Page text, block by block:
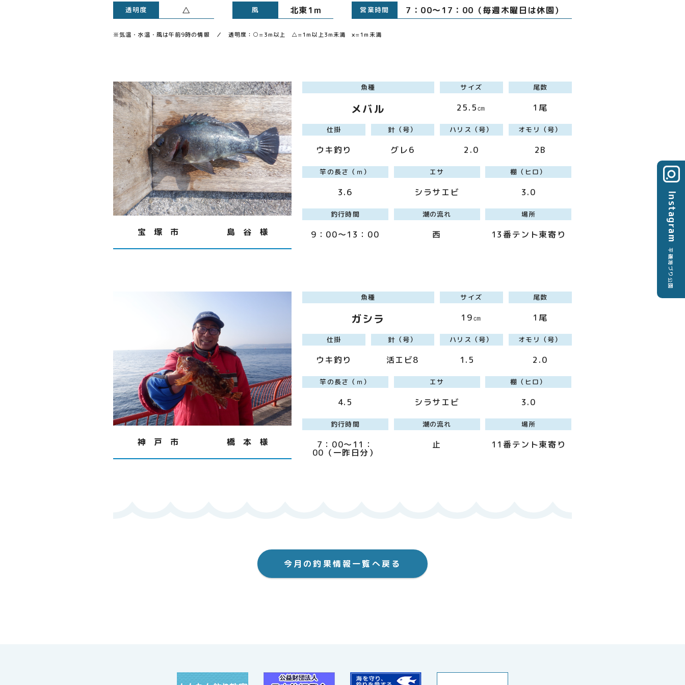
透明度 △ 風 北東1m 営業時間 7：00～17：00（毎週木曜日は休園）
※気温・水温・風は午前9時の情報 ／ 透明度：○=3m以上 △=1m以上3m未満 ×=1m未満
宝 塚 市 島 谷 様
魚種
メバル
サイズ
25.5㎝
尾数
1尾
仕掛
ウキ釣り
針（号）
グレ6
ハリス（号）
2.0
オモリ（号）
2B
竿の長さ（ｍ）
3.6
エサ
シラサエビ
棚（ヒロ）
3.0
釣行時間
9：00～13：00
潮の流れ
西
場所
13番テント東寄り
神 戸 市 橋 本 様
魚種
ガシラ
サイズ
19㎝
尾数
1尾
仕掛
ウキ釣り
針（号）
活エビ8
ハリス（号）
1.5
オモリ（号）
2.0
竿の長さ（ｍ）
4.5
エサ
シラサエビ
棚（ヒロ）
3.0
釣行時間
7：00～11：
00（一昨日分）
潮の流れ
止
場所
11番テント東寄り
今月の釣果情報一覧へ戻る
Instagram
平磯海づり公園